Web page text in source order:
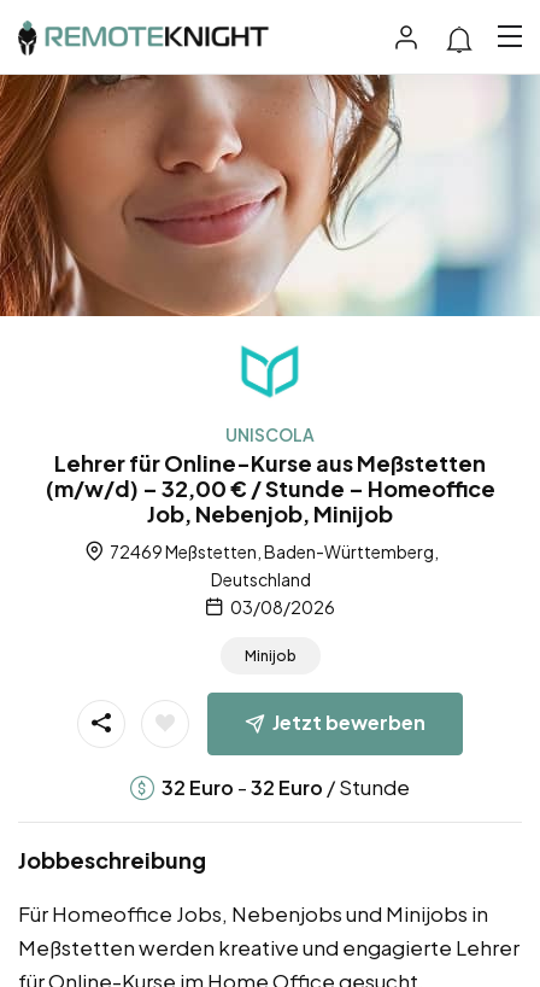
UNISCOLA
Lehrer für Online-Kurse aus Meßstetten
(m/w/d) – 32,00 € / Stunde – Homeoffice
Job, Nebenjob, Minijob
72469 Meßstetten, Baden-Württemberg,
Deutschland
03/08/2026
Minijob
Jetzt bewerben
32 Euro -32 Euro / Stunde
Jobbeschreibung
Für Homeoffice Jobs, Nebenjobs und Minijobs in
Meßstetten werden kreative und engagierte Lehrer
für Online-Kurse im Home Office gesucht.